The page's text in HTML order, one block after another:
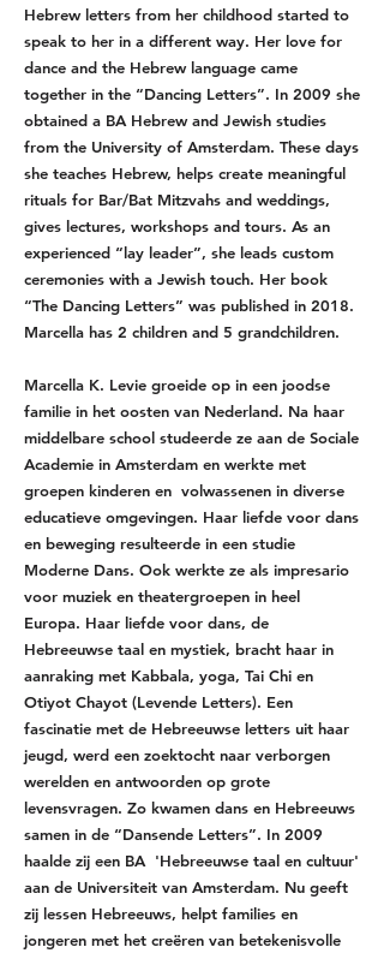
Hebrew letters from her childhood started to
speak to her in a different way. Her love for
dance and the Hebrew language came
together in the “Dancing Letters”. In 2009 she
obtained a BA Hebrew and Jewish studies
from the University of Amsterdam. These days
she teaches Hebrew, helps create meaningful
rituals for Bar/Bat Mitzvahs and weddings,
gives lectures, workshops and tours. As an
experienced “lay leader”, she leads custom
ceremonies with a Jewish touch. Her book
“The Dancing Letters” was published in 2018.
Marcella has 2 children and 5 grandchildren.
Marcella K. Levie groeide op in een joodse
familie in het oosten van Nederland. Na haar
middelbare school studeerde ze aan de Sociale
Academie in Amsterdam en werkte met
groepen kinderen en volwassenen in diverse
educatieve omgevingen. Haar liefde voor dans
en beweging resulteerde in een studie
Moderne Dans. Ook werkte ze als impresario
voor muziek en theatergroepen in heel
Europa. Haar liefde voor dans, de
Hebreeuwse taal en mystiek, bracht haar in
aanraking met Kabbala, yoga, Tai Chi en
Otiyot Chayot (Levende Letters). Een
fascinatie met de Hebreeuwse letters uit haar
jeugd, werd een zoektocht naar verborgen
werelden en antwoorden op grote
levensvragen. Zo kwamen dans en Hebreeuws
samen in de “Dansende Letters”. In 2009
haalde zij een BA 'Hebreeuwse taal en cultuur'
aan de Universiteit van Amsterdam. Nu geeft
zij lessen Hebreeuws, helpt families en
jongeren met het creëren van betekenisvolle